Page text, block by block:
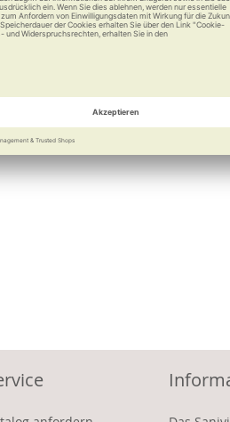
über Neuigkeiten und
darf, um die Inhalte
wird die Rechtmäßigkeit der bis